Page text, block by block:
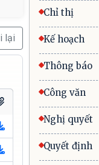
lại
Chỉ thị
Kế hoạch
Thông báo
Công văn
Nghị quyết
Quyết định